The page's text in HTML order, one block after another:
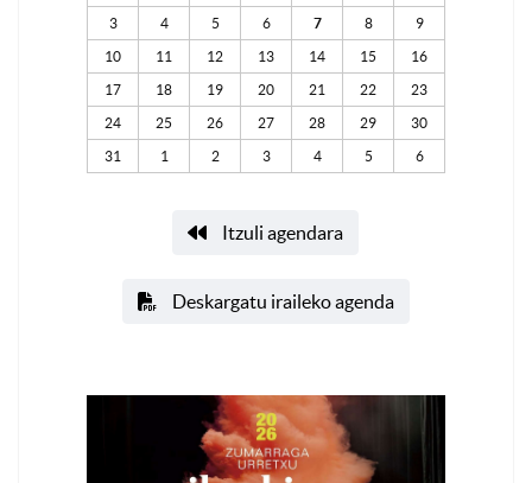
3 4 5 6 7 8 9
10 11 12 13 14 15 16
17 18 19 20 21 22 23
24 25 26 27 28 29 30
31 1 2 3 4 5 6
Itzuli agendara
Deskargatu iraileko agenda